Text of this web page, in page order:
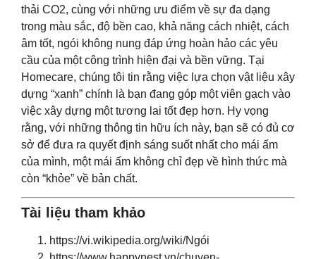
thải CO2, cùng với những ưu điểm về sự đa dạng
trong màu sắc, độ bền cao, khả năng cách nhiệt, cách
âm tốt, ngói không nung đáp ứng hoàn hảo các yêu
cầu của một công trình hiện đại và bền vững. Tại
Homecare, chúng tôi tin rằng việc lựa chọn vật liệu xây
dựng “xanh” chính là bạn đang góp một viên gạch vào
việc xây dựng một tương lai tốt đẹp hơn. Hy vọng
rằng, với những thông tin hữu ích này, bạn sẽ có đủ cơ
sở để đưa ra quyết định sáng suốt nhất cho mái ấm
của mình, một mái ấm không chỉ đẹp về hình thức mà
còn “khỏe” về bản chất.
Tài liệu tham khảo
https://vi.wikipedia.org/wiki/Ngói